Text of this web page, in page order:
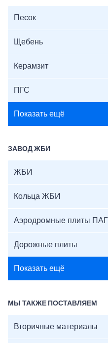
Песок
Щебень
Керамзит
ПГС
Показать ещё
ЗАВОД ЖБИ
ЖБИ
Кольца ЖБИ
Аэродромные плиты ПАГ
Дорожные плиты
Показать ещё
МЫ ТАКЖЕ ПОСТАВЛЯЕМ
Вторичные материалы